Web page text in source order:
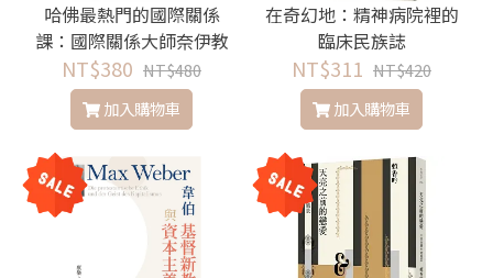
哈佛最熱門的國際關係
課：國際關係大師奈伊教
你洞悉局勢，掌握先機，
佈局未來！
NT$380 NT$480
加入購物車
在奇幻地：精神病院裡的
臨床民族誌
NT$311 NT$420
加入購物車